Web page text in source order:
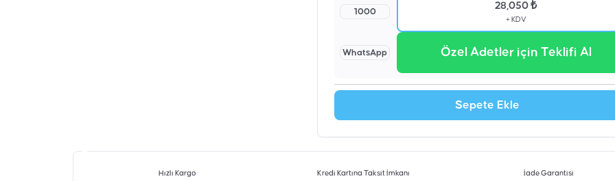
1000
28,050 ₺
+ KDV
WhatsApp Özel Adetler için Teklifi Al
Sepete Ekle
Hızlı Kargo
Kredi Kartına Taksit İmkanı
İade Garantisi